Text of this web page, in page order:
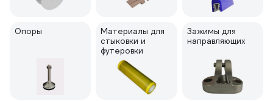
Опоры
Материалы для
стыковки и
футеровки
Зажимы для
направляющих